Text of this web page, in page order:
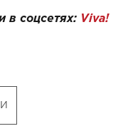
в соцсетях: Viva!